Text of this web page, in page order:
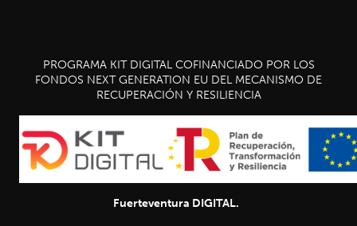
PROGRAMA KIT DIGITAL COFINANCIADO POR LOS
FONDOS NEXT GENERATION EU DEL MECANISMO DE
RECUPERACIÓN Y RESILIENCIA
Fuerteventura DIGITAL.